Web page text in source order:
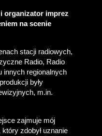
organizator imprez
na scenie
stacji radiowych,
Radio, Radio
innych regionalnych
były
m.in.
zajmuje mój
który zdobył uznanie